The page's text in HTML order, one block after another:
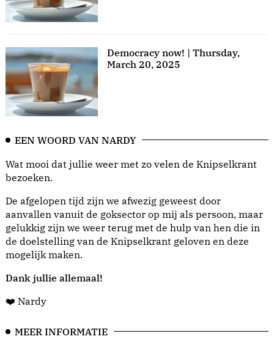
Democracy now! | Thursday,
March 20, 2025
EEN WOORD VAN NARDY
Wat mooi dat jullie weer met zo velen de Knipselkrant
bezoeken.
De afgelopen tijd zijn we afwezig geweest door
aanvallen vanuit de goksector op mij als persoon, maar
gelukkig zijn we weer terug met de hulp van hen die in
de doelstelling van de Knipselkrant geloven en deze
mogelijk maken.
Dank jullie allemaal!
❤️ Nardy
MEER INFORMATIE